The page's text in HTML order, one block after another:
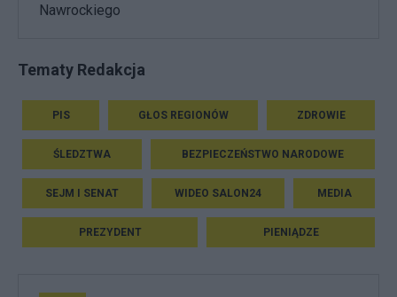
Nawrockiego
Tematy Redakcja
PIS GŁOS REGIONÓW ZDROWIE
ŚLEDZTWA BEZPIECZEŃSTWO NARODOWE
SEJM I SENAT WIDEO SALON24 MEDIA
PREZYDENT PIENIĄDZE